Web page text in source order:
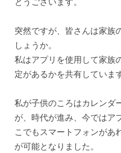
突然ですが、皆さんは家族
しょうか。
私はアプリを使用して家族
定があるかを共有しています
私が子供のころはカレンダ
が、時代が進み、今ではア
こでもスマートフォンがあ
が可能となりました。